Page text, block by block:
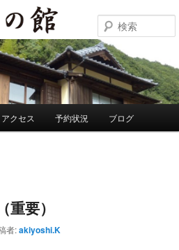
アクセス 予約状況 ブログ
要）
者:akiyoshi.K